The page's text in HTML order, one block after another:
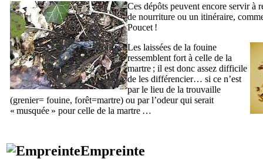
Ces dépôts peuvent encore servir à
de nourriture ou un itinéraire,
Poucet !
Les laissées de la fouine
ressemblent fort à celle de la
martre ; il est donc assez difficile
de les différencier… si ce n’est
par le lieu de la trouvaille
(grenier= fouine, forêt=martre) ou par l’odeur qui serait
« musquée » pour celle de la martre …
Empreinte